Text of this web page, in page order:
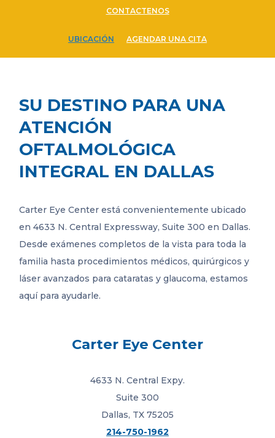
CONTACTENOS
UBICACIÓN AGENDAR UNA CITA
SU DESTINO PARA UNA
ATENCIÓN
OFTALMOLÓGICA
INTEGRAL EN DALLAS
Carter Eye Center está convenientemente ubicado
en 4633 N. Central Expressway, Suite 300 en Dallas.
Desde exámenes completos de la vista para toda la
familia hasta procedimientos médicos, quirúrgicos y
láser avanzados para cataratas y glaucoma, estamos
aquí para ayudarle.
Carter Eye Center
4633 N. Central Expy.
Suite 300
Dallas, TX 75205
214-750-1962